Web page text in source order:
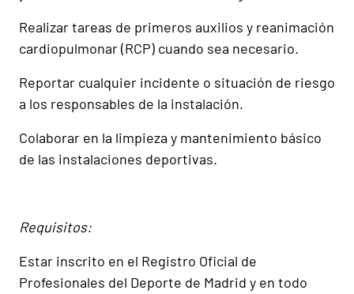
Realizar tareas de primeros auxilios y reanimación
cardiopulmonar (RCP) cuando sea necesario.
Reportar cualquier incidente o situación de riesgo
a los responsables de la instalación.
Colaborar en la limpieza y mantenimiento básico
de las instalaciones deportivas.
Requisitos:
Estar inscrito en el Registro Oficial de
Profesionales del Deporte de Madrid y en todo